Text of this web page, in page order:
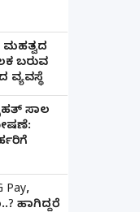
ವಿವಾಹವಾದ
ಮಹತ್ವದ
ಬರುವ
ವ್ಯವಸ್ಥೆ
ಸಾಲ
ಹಾಗಿದ್ದರೆ